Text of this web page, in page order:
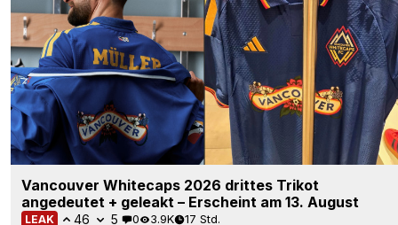
Vancouver Whitecaps 2026 drittes Trikot
angedeutet + geleakt – Erscheint am 13. August
LEAK 46 5 0 3.9K 17 Std.